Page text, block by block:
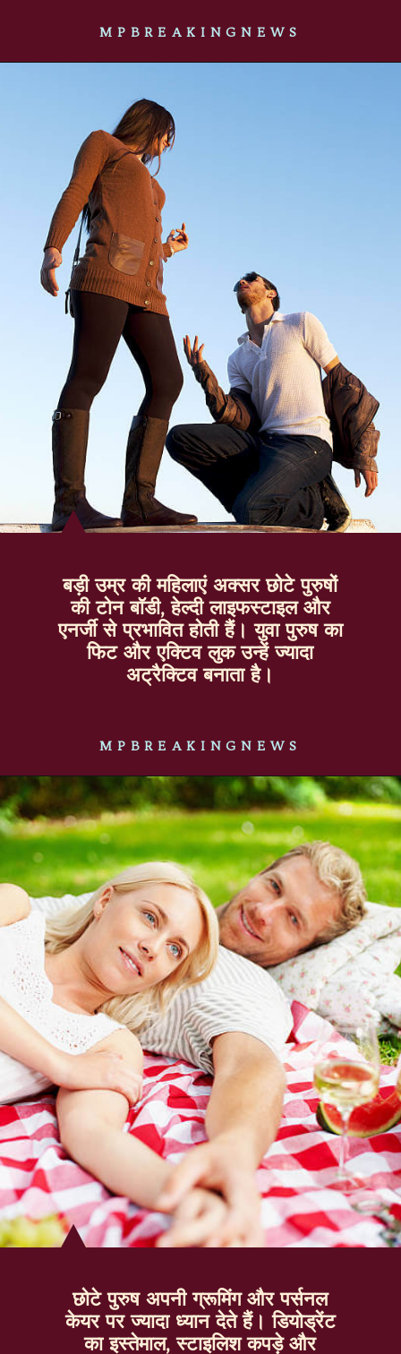
MPBREAKINGNEWS
MPBREAKINGNEWS
बड़ी उम्र की महिलाएं अक्सर छोटे पुरुषों
की टोन बॉडी, हेल्दी लाइफस्टाइल और
एनर्जी से प्रभावित होती हैं। युवा पुरुष का
फिट और एक्टिव लुक उन्हें ज्यादा
अट्रैक्टिव बनाता है।
छोटे पुरुष अपनी ग्रूमिंग और पर्सनल
केयर पर ज्यादा ध्यान देते हैं। डियोड्रेंट
का इस्तेमाल, स्टाइलिश कपड़े और